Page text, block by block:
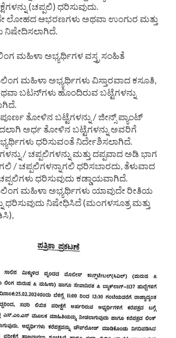
(ಚಪ್ಪಲಿ) ಧರಿಸುವುದು.
ಲೋಹದ ಆಭರಣಗಳು ಅಥವಾ ಉಂಗುರ ಮತ್ತು
ನಿಷೇದಿಸಲಾಗಿದೆ.
ಮಹಿಳಾ ಅಭ್ಯರ್ಥಿಗಳ ವಸ್ತ್ರ ಸಂಹಿತೆ
ಮಹಿಳಾ ಅಭ್ಯರ್ಥಿಗಳು ವಿಸ್ತಾರವಾದ ಕಸೂತಿ,
ಬಟನ್‌ಗಳು ಹೊಂದಿರುವ ಬಟ್ಟೆಗಳನ್ನು
ತೋಳಿನ ಬಟ್ಟೆಗಳನ್ನು / ಜೀನ್ಸ್ ಪ್ಯಾಂಟ್
ಅರ್ಧ ತೋಳಿನ ಬಟ್ಟೆಗಳನ್ನು ಅವರಿಗೆ
ಧರಿಸುವಂತೆ ನಿರ್ದೇಶಿಸಲಾಗಿದೆ.
/ ಚಪ್ಪಲಿಗಳನ್ನು ಮತ್ತು ದಪ್ಪವಾದ ಅಡಿ ಭಾಗ
/ ಚಪ್ಪಲಿಗಳನ್ನಾಗಲಿ ಧರಿಸಬಾರದು, ತೆಳುವಾದ
ಧರಿಸುವುದು ಕಡ್ಡಾಯವಾಗಿದೆ.
ಮಹಿಳಾ ಅಭ್ಯರ್ಥಿಗಳು ಯಾವುದೇ ರೀತಿಯ
ನಿಷೇಧಿಸಿದೆ (ಮಂಗಳಸೂತ್ರ ಮತ್ತು